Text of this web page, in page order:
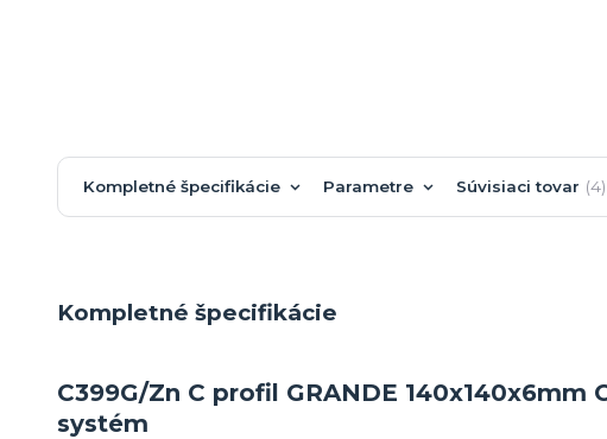
Kompletné špecifikácie Parametre Súvisiaci tovar 4
Kompletné špecifikácie
C399G/Zn C profil GRANDE
systém